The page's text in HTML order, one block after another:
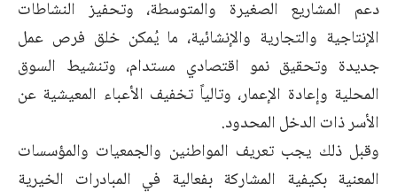
دعم المشاريع الصغيرة والمتوسطة، وتحفيز النشاطات
الإنتاجية والتجارية والإنشائية، ما يُمكن خلق فرص عمل
جديدة وتحقيق نمو اقتصادي مستدام، وتنشيط السوق
المحلية وإعادة الإعمار، وتالياً تخفيف الأعباء المعيشية عن
الأسر ذات الدخل المحدود.
وقبل ذلك يجب تعريف المواطنين والجمعيات والمؤسسات
المعنية بكيفية المشاركة بفعالية في المبادرات الخيرية